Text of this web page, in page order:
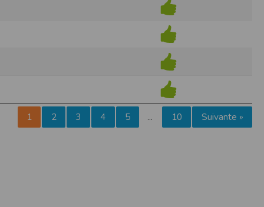
1 2 3 4 5 … 10 Suivante »
pas accessible depuis l’extérieur.
sur notre site peut en être affectée